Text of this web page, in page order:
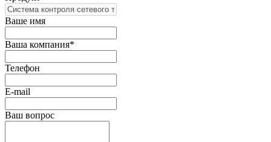
Ваше имя
Ваша компания*
Телефон
E-mail
Ваш вопрос